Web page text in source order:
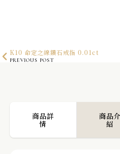
K10 命定之線鑽石戒指 0.01ct
PREVIOUS POST
商品詳
情
商品介
紹